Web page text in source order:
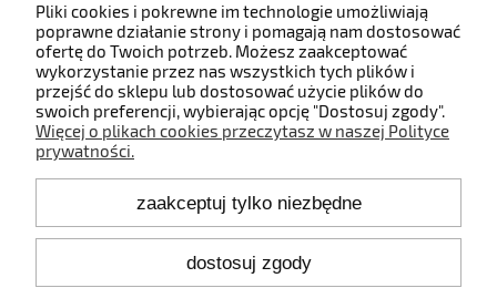
O nas
Kontakt
+48 660 808 853
Pon.-Pt. 9:00-17:00
shop@idealbodylight.com.pl
Pliki cookies i pokrewne im technologie umożliwiają
poprawne działanie strony i pomagają nam dostosować
ofertę do Twoich potrzeb. Możesz zaakceptować
wykorzystanie przez nas wszystkich tych plików i
przejść do sklepu lub dostosować użycie plików do
swoich preferencji, wybierając opcję "Dostosuj zgody".
Więcej o plikach cookies przeczytasz w naszej Polityce
prywatności.
zaakceptuj tylko niezbędne
dostosuj zgody